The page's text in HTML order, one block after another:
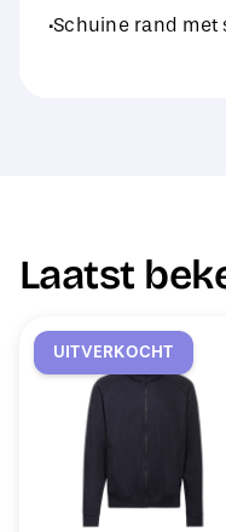
·Schuine rand met
Laatst
UITVERKOCHT